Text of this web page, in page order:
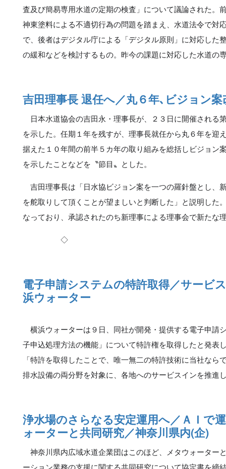
査及び簡易専用水道の定期の検査」について議論された。
神東塗料による不適切行為の問題を踏まえ、水道法令で対
で、後者はデジタル庁による「デジタル原則」に対応した
の緩和などを検討するもの。昨今の課題に対応した水道の
吉田理事長 退任へ／丸６年､ビジョン
日本水道協会の吉田永・理事長が、２３日に開催される
を示した。任期１年を残すが、理事長就任から丸６年を迎
据えた１０年間の前半５カ年の取り組みを総括しビジョン
を示したことなどを〝節目〟とした。
吉田理事長は「日水協ビジョン案を一つの羅針盤とし、
を舵取りして頂くことが望ましいと判断した」と説明した
なっており、承認されたのち新理事による理事会で新たな
◇
電子申請システムの特許取得／サービ
浜ウォーター
横浜ウォーターは９日、同社が開発・提供する電子申請
子申込処理方法の機能」について特許権を取得したと発表
「特許を取得したことで、唯一無二の特許技術に当社な
排水設備の両分野を対象に、各地へのサービスインを推進
浄水場のさらなる安定運用へ／ＡＩで
ォーターと共同研究／神奈川県内(企)
神奈川県内広域水道企業団はこのほど、メタウォーター
ーション業務の支援に関する共同研究について協定書を締